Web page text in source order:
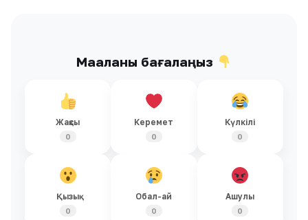
Мақаланы бағалаңыз
Жақсы
0
Керемет
0
Күлкілі
0
Қызық
0
Обал-ай
0
Ашулы
0